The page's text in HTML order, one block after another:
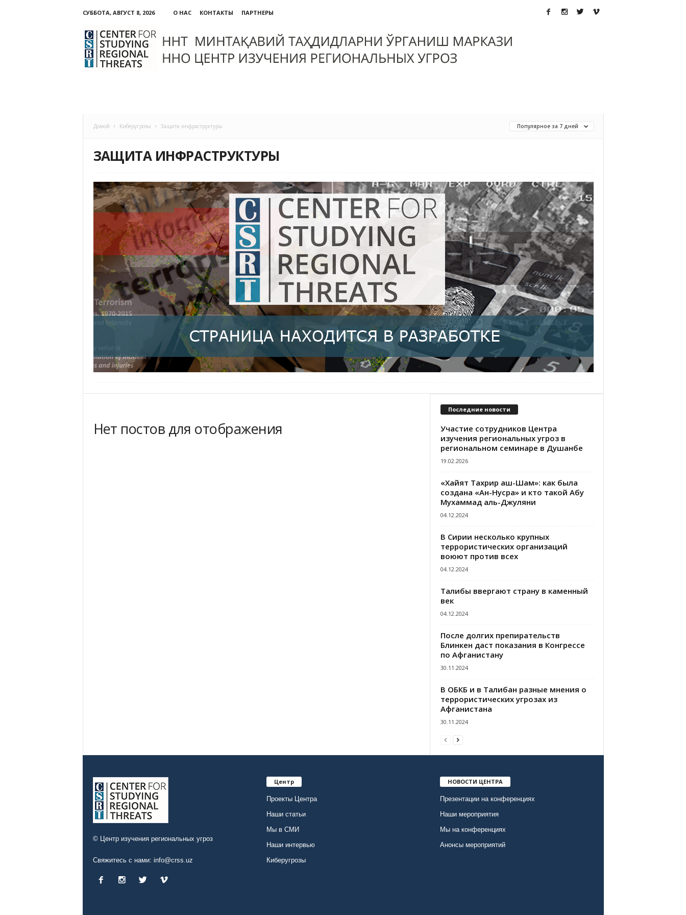
СУББОТА, АВГУСТ 8, 2026 О НАС КОНТАКТЫ
ПАРТНЕРЫ
Центр
изучения
региональных
угроз
Домой Киберугрозы Защита инфраструктуры Популярное за 7 дней
ЗАЩИТА ИНФРАСТРУКТУРЫ
Нет постов для отображения
Последние новости
Участие сотрудников Центра
изучения региональных угроз в
региональном семинаре в Душанбе
19.02.2026
«Хайят Тахрир аш-Шам»: как была
создана «Ан-Нусра» и кто такой Абу
Мухаммад аль-Джуляни
04.12.2024
В Сирии несколько крупных
террористических организаций
воюют против всех
04.12.2024
Талибы ввергают страну в каменный
век
04.12.2024
После долгих препирательств
Блинкен даст показания в Конгрессе
по Афганистану
30.11.2024
В ОБКБ и в Талибан разные мнения о
террористических угрозах из
Афганистана
30.11.2024
© Центр изучения региональных угроз
Свяжитесь с нами: info@crss.uz
Центр
Проекты Центра
Наши статьи
Мы в СМИ
Наши интервью
Киберугрозы
НОВОСТИ ЦЕНТРА
Презентации на конференциях
Наши мероприятия
Мы на конференциях
Анонсы мероприятий